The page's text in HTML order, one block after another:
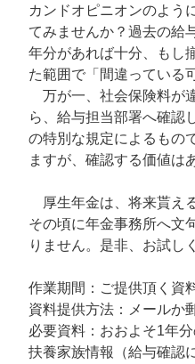
カンドオピニオンのよう
てみませんか？過去の給
年分があれば十分、もし
た範囲で「間違っている
万が一、社会保険料が
ら、給与担当部署へ確認
の特別な規定によるもの
ますが、確認する価値は
厚生年金は、将来貰え
その頃に年金事務所へ文
りません。是非、お試し
作業期間：ご提供頂く資
資料提供方法：メールか
必要資料：おおよそ1年
扶養家族情報（給与確認